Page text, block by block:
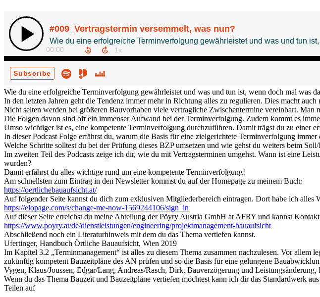
Wie du eine erfolgreiche Terminverfolgung gewährleistet und was und tun ist, wenn doch mal was
In den letzten Jahren geht die Tendenz immer mehr in Richtung alles zu regulieren. Dies macht
Nicht selten werden bei größeren Bauvorhaben viele vertragliche Zwischentermine vereinbart. Man
Die Folgen davon sind oft ein immenser Aufwand bei der Terminverfolgung. Zudem kommt es
Umso wichtiger ist es, eine kompetente Terminverfolgung durchzuführen. Damit trägst du zu einer
In dieser Podcast Folge erfährst du, warum die Basis für eine zielgerichtete Terminverfolgung
Welche Schritte solltest du bei der Prüfung dieses BZP umsetzen und wie gehst du weiters beim
Im zweiten Teil des Podcasts zeige ich dir, wie du mit Vertragsterminen umgehst. Wann ist eine
wurden?
Damit erfährst du alles wichtige rund um eine kompetente Terminverfolgung!
Am schnellsten zum Eintrag in den Newsletter kommst du auf der Homepage zu meinem Buch:
https://oertlichebauaufsicht.at/
Auf folgender Seite kannst du dich zum exklusiven Mitgliederbereich eintragen. Dort habe ich
https://elopage.com/s/change-me-now-1569244106/sign_in
Auf dieser Seite erreichst du meine Abteilung der Pöyry Austria GmbH at AFRY und kannst
https://www.poyry.at/de/dienstleistungen/engineering/projektmanagement-bauaufsicht
Abschließend noch ein Literaturhinweis mit dem du das Thema vertiefen kannst.
Ufertinger, Handbuch Örtliche Bauaufsicht, Wien 2019
Im Kapitel 3.2 „Terminmanagement“ ist alles zu diesem Thema zusammen nachzulesen. Vor
zukünftig kompetent Bauzeitpläne des AN prüfen und so die Basis für eine gelungene
Vygen, Klaus/Joussen, Edgar/Lang, Andreas/Rasch, Dirk, Bauverzögerung und
Wenn du das Thema Bauzeit und Bauzeitpläne vertiefen möchtest kann ich dir das Standardwerk
Teilen auf